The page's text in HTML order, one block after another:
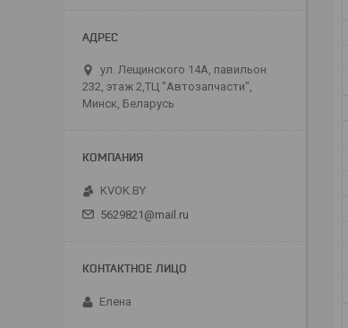
ул. Лещинского 14А, павильон
232, этаж 2,ТЦ "Автозапчасти",
Минск, Беларусь
KVOK.BY
5629821@mail.ru
Елена